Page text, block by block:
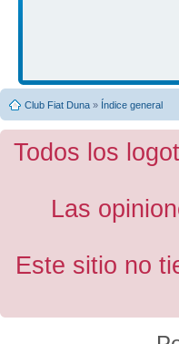
Club Fiat Duna » Índice general
Todos los
Las
Este sitio no